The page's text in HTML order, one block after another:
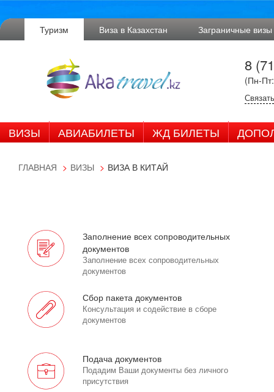
Туризм Виза в Казахстан Заграничные визы
8
(Пн-
ВИЗЫ АВИАБИЛЕТЫ ЖД БИЛЕТЫ
ГЛАВНАЯ ВИЗЫ ВИЗА В КИТАЙ
Заполнение всех сопроводительных
документов
Заполнение всех сопроводительных
документов
Сбор пакета документов
Консультация и содействие в сборе
документов
Подача документов
Подадим Ваши документы без личного
присутствия